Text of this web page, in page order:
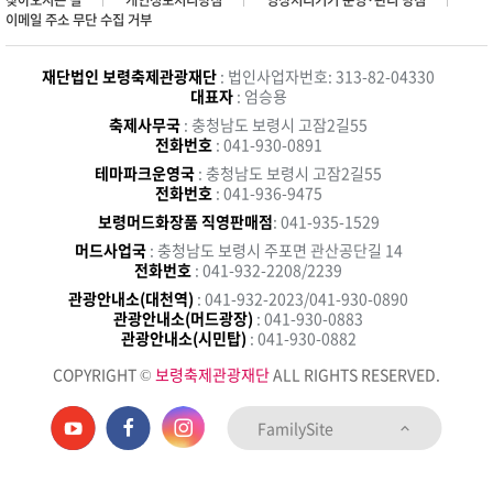
이메일 주소 무단 수집 거부
재단법인 보령축제관광재단 : 법인사업자번호: 313-82-04330
대표자: 엄승용
축제사무국 : 충청남도 보령시 고잠2길55
전화번호 : 041-930-0891
테마파크운영국 : 충청남도 보령시 고잠2길55
전화번호 : 041-936-9475
보령머드화장품 직영판매점: 041-935-1529
머드사업국 : 충청남도 보령시 주포면 관산공단길 14
전화번호 : 041-932-2208/2239
관광안내소(대천역) : 041-932-2023/041-930-0890
관광안내소(머드광장) : 041-930-0883
관광안내소(시민탑) : 041-930-0882
COPYRIGHT © 보령축제관광재단ALL RIGHTS RESERVED.
FamilySite